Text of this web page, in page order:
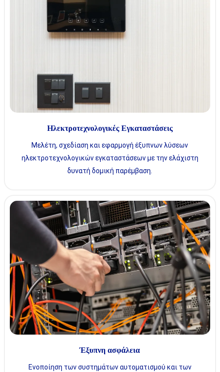
Ηλεκτροτεχνολογικές Εγκαταστάσεις
Μελέτη, σχεδίαση και εφαρμογή έξυπνων λύσεων
ηλεκτροτεχνολογικών εγκαταστάσεων με την ελάχιστη
δυνατή δομική παρέμβαση.
Έξυπνη ασφάλεια
Ενοποίηση των συστημάτων αυτοματισμού και των